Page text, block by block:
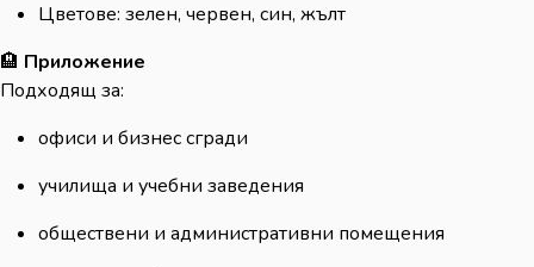
Цветове: зелен, червен, син, жълт
🏨 Приложение
Подходящ за:
офиси и бизнес сгради
училища и учебни заведения
обществени и административни помещения